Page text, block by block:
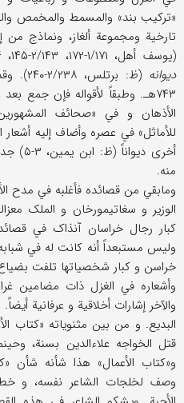
«ترکیب بند» والمسمط والمخمص
تارخیة ومجموعة ألغاز، ونماذج
(یوسف أهل، ۱/۱۷۱-۱۷۲، ۲/۱۴۳-۱۴۵، ۵۰۶-۵۰۸) و في بعض مخطوطات
دیوانه (ظ: برتلس، ۲/۲۳۸-۲۴۰). وقد ضاع
۷۴۳هـ. وطبقاً لأقواله فإن جمع
الأذهان و في «صحائف
للأماثل» في عصره وأضاف إلیه
أخری
منه.
ومابقي من قصائده فأغلبه في مدح
الوزیر و سغاتیمورخان و الملک
کبار رجال خراسان آنذاک في
ولیس مستبعداً أنه کانت له في
خراسن و کبار شخصیاتها تلفت
وأشعاره في الغزل ذات مضامین
والآخر إشارات أخلاقیة و عرفانیة
قتل الخواجه علاءالدین بسنة،
و«کتاب الأعمال» هذا شأنه شأن
وصف لخلجات الشاعر نفسه، و